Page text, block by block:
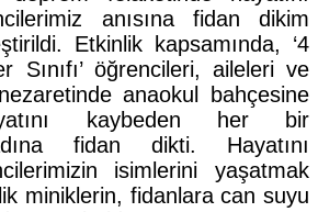
anısına fidan dikim
Etkinlik kapsamında, ‘4
Sınıfı’ öğrencileri, aileleri ve
anaokul bahçesine
kaybeden her bir
fidan dikti. Hayatını
isimlerini yaşatmak
miniklerin, fidanlara can suyu